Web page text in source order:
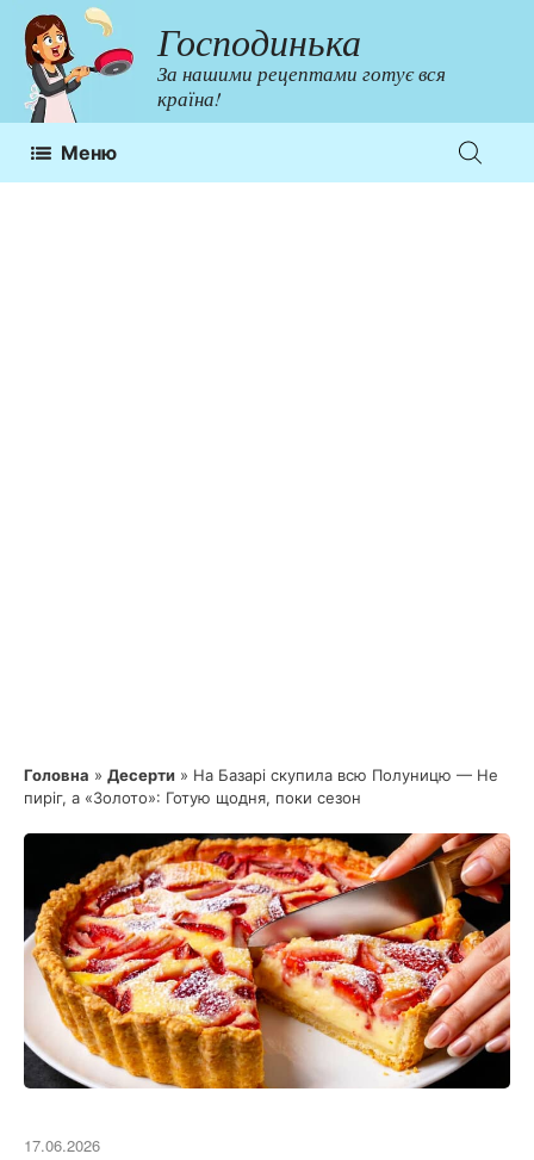
Перейти
до
контенту
Господинька
За нашими рецептами готує вся
країна!
Меню
Головна » Десерти » На Базарі скупила всю Полуницю — Не
пиріг, а «Золото»: Готую щодня, поки сезон
17.06.2026